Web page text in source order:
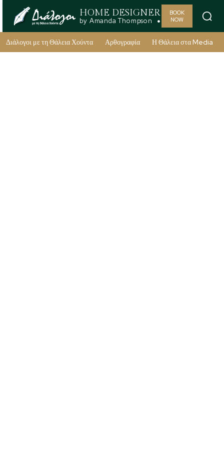
HOME DESIGNER
by Amanda Thompson
BOOK
NOW
Διάλογοι με τη Θάλεια Χούντα Αρθογραφία Η Θάλεια στα Media